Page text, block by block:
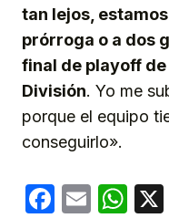
tan lejos,
prórroga o a dos
final de playoff
División. Yo me
porque el equipo
conseguirlo».
Email